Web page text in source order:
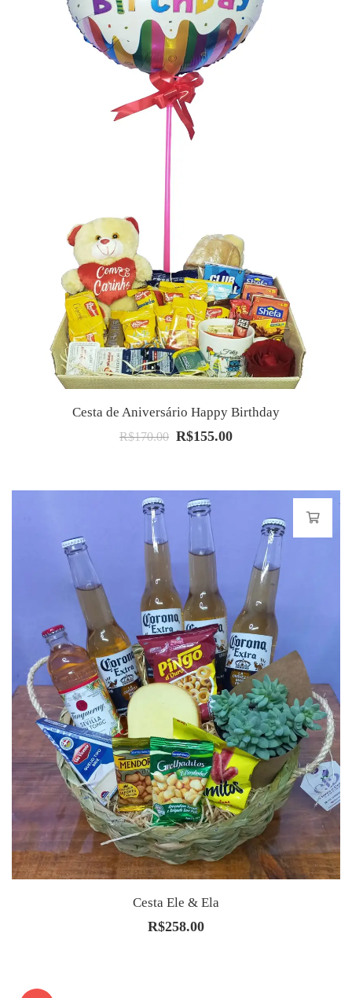
Cesta de Aniversário Happy Birthday
R$170.00 O
era:
R$170.00.
R$155.00O
R$155.00.
Cesta Ele & Ela
R$258.00